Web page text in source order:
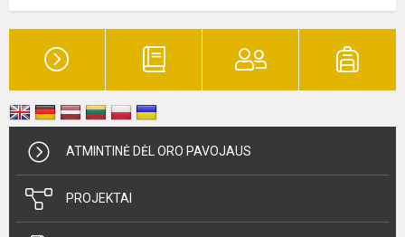
ATMINTINĖ DĖL ORO PAVOJAUS
PROJEKTAI